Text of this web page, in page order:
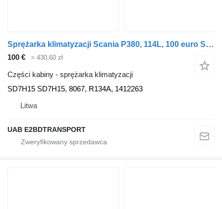
Sprężarka klimatyzacji Scania P380, 114L, 100 euro SD7H15 do ciągnika siodłowego Scania P380, 114L
100 € ≈ 430,60 zł
Części kabiny - sprężarka klimatyzacji
SD7H15 SD7H15, 8067, R134A, 1412263
Litwa
UAB E2BDTRANSPORT